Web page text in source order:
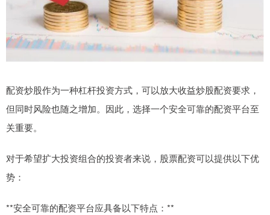
配资炒股作为一种杠杆投资方式，可以放大收益炒股配资要求，
但同时风险也随之增加。因此，选择一个安全可靠的配资平台至
关重要。
对于希望扩大投资组合的投资者来说，股票配资可以提供以下优
势：
**安全可靠的配资平台应具备以下特点：**